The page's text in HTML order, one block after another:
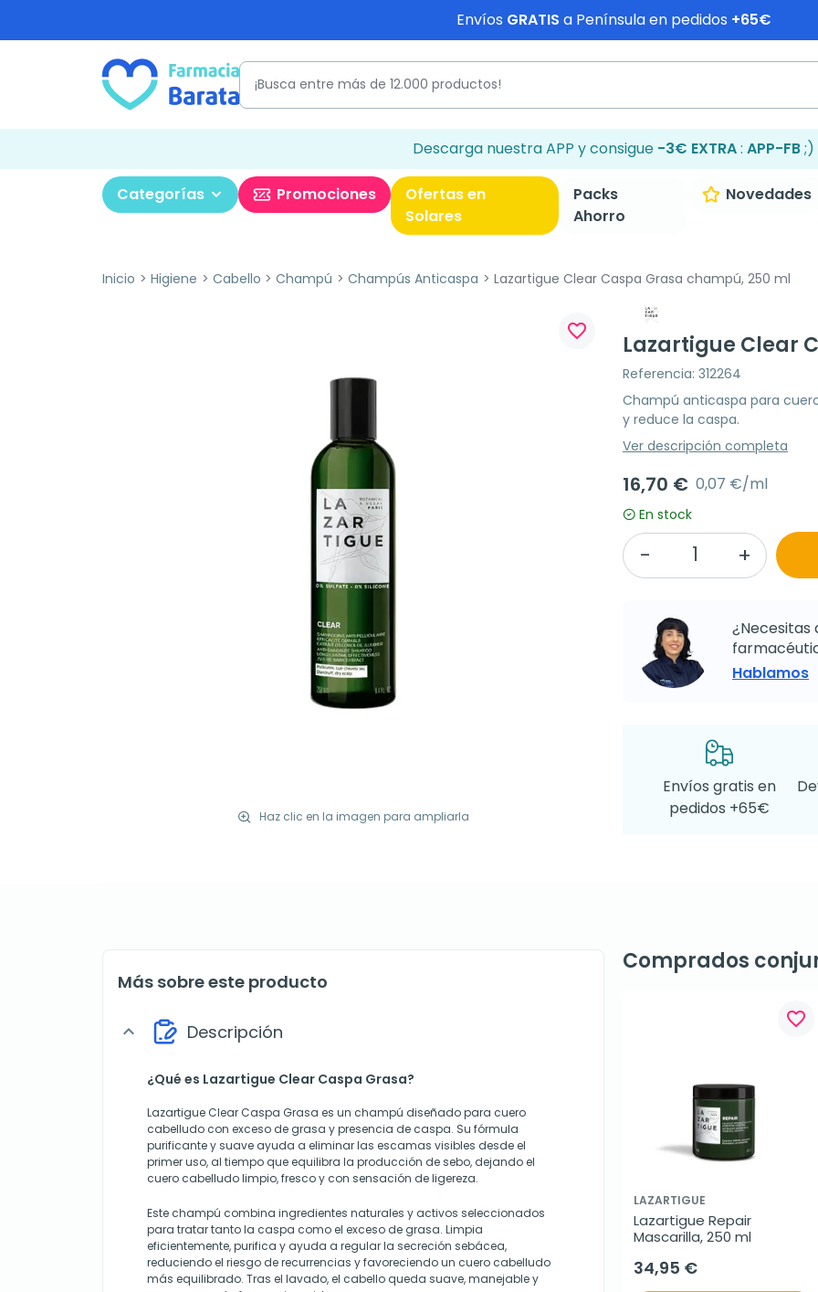
Envíos GRATIS a Península en pedidos +65€
Descarga nuestra APP y consigue -3€ EXTRA: APP-FB;)
Categorías Promociones
Ofertas en
Solares
Packs
Ahorro
Novedades
Inicio Higiene Cabello Champú Champús Anticaspa Lazartigue Clear Caspa Grasa champú, 250 ml
Haz clic en la imagen para ampliarla
favorite_border
Lazartigue Clear
Referencia: 312264
Champú anticaspa para
y reduce la caspa.
Ver descripción completa
16,70 € 0,07 €/ml
En stock
¿Necesitas
Hablamos
Envíos gratis en
pedidos +65€
Más sobre este producto
expand_more Descripción
¿Qué es Lazartigue Clear Caspa Grasa?
Lazartigue Clear Caspa Grasa es un champú diseñado para cuero
cabelludo con exceso de grasa y presencia de caspa. Su fórmula
purificante y suave ayuda a eliminar las escamas visibles desde el
primer uso, al tiempo que equilibra la producción de sebo, dejando el
cuero cabelludo limpio, fresco y con sensación de ligereza.
Este champú combina ingredientes naturales y activos seleccionados
para tratar tanto la caspa como el exceso de grasa. Limpia
eficientemente, purifica y ayuda a regular la secreción sebácea,
reduciendo el riesgo de recurrencias y favoreciendo un cuero cabelludo
más equilibrado. Tras el lavado, el cabello queda suave, manejable y
Comprados
favorite_border
LAZARTIGUE
Lazartigue Repair
Mascarilla, 250 ml
34,95 €